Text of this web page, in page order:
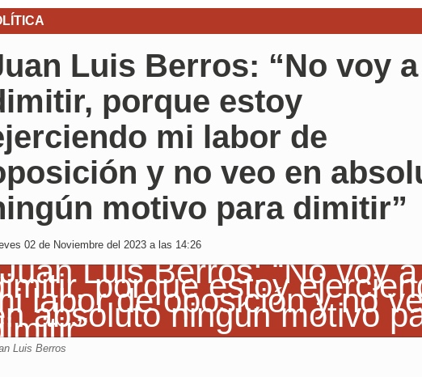
Luis Berros: “No voy a
porque estoy
mi labor de
y no veo en
motivo para dimitir”
02 de Noviembre del 2023 a las 14:26
Luis Berros